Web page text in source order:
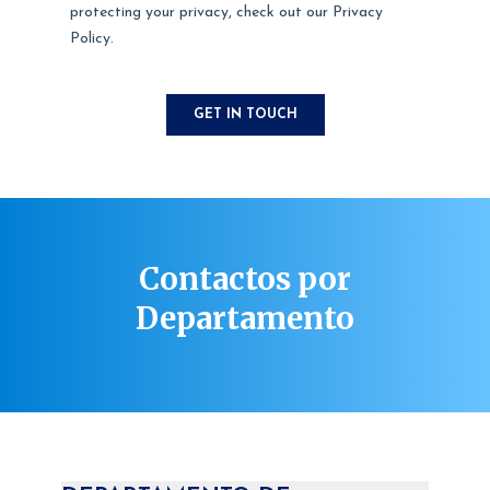
Contactos por
Departamento